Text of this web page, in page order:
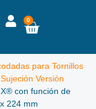
0
para Tornillos
Versión
con función de
224 mm